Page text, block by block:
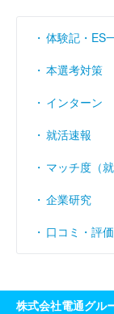
体験記・ES
本選考対策
インターン
就活速報
マッチ度（
企業研究
口コミ・評価
株式会社電通グル